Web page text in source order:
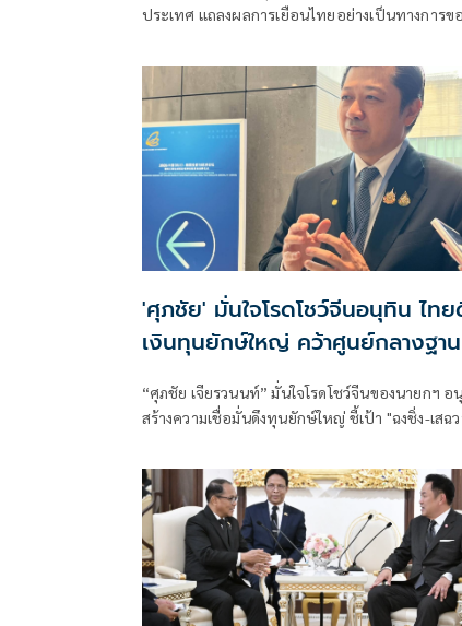
ประเทศ แถลงผลการเยือนไทยอย่างเป็นทางการข
เมียนมาว่า การเยือนครั้งนี้เกิดขึ้นในช่วงเปลี่ยนผ่านท
เมืองของเมียนมา ซึ่งไทยมองว่าเป็นช่วงเวลาสำคัญใ
ผลักดันความร่วมมือทั้งในระดับทวิภาคีและระดับภู
'ศุภชัย' มั่นใจโรดโชว์จีนอนุทิน ไท
เงินทุนยักษ์ใหญ่ คว้าศูนย์กลางฐา
“ศุภชัย เจียรวนนท์” มั่นใจโรดโชว์จีนของนายกฯ
สร้างความเชื่อมั่นดึงทุนยักษ์ใหญ่ ชี้เป้า "ฉงชิ่ง-เสฉว
ผลิตอนาคตอาเซียน